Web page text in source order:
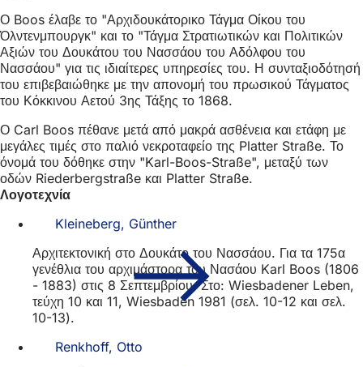
Ο Boos έλαβε το "Αρχιδουκάτορικο Τάγμα Οίκου του
Όλντενμπουργκ" και το "Τάγμα Στρατιωτικών και Πολιτικών
Αξιών του Δουκάτου του Νασσάου του Αδόλφου του
Νασσάου" για τις ιδιαίτερες υπηρεσίες του. Η συνταξιοδότησή
του επιβεβαιώθηκε με την απονομή του πρωσικού Τάγματος
του Κόκκινου Αετού 3ης Τάξης το 1868.
Ο Carl Boos πέθανε μετά από μακρά ασθένεια και ετάφη με
μεγάλες τιμές στο παλιό νεκροταφείο της Platter Straße. Το
όνομά του δόθηκε στην "Karl-Boos-Straße", μεταξύ των
οδών Riederbergstraße και Platter Straße.
Λογοτεχνία
Kleineberg, Günther
Αρχιτεκτονική στο Δουκάτο του Νασσάου. Για τα 175α
γενέθλια του αρχιμάστορα του Νασάου Karl Boos (1806
- 1883) στις 8 Σεπτεμβρίου. Στο: Wiesbadener Leben,
τεύχη 10 και 11, Wiesbaden 1981 (σελ. 10-12 και σελ.
10-13).
Renkhoff, Otto